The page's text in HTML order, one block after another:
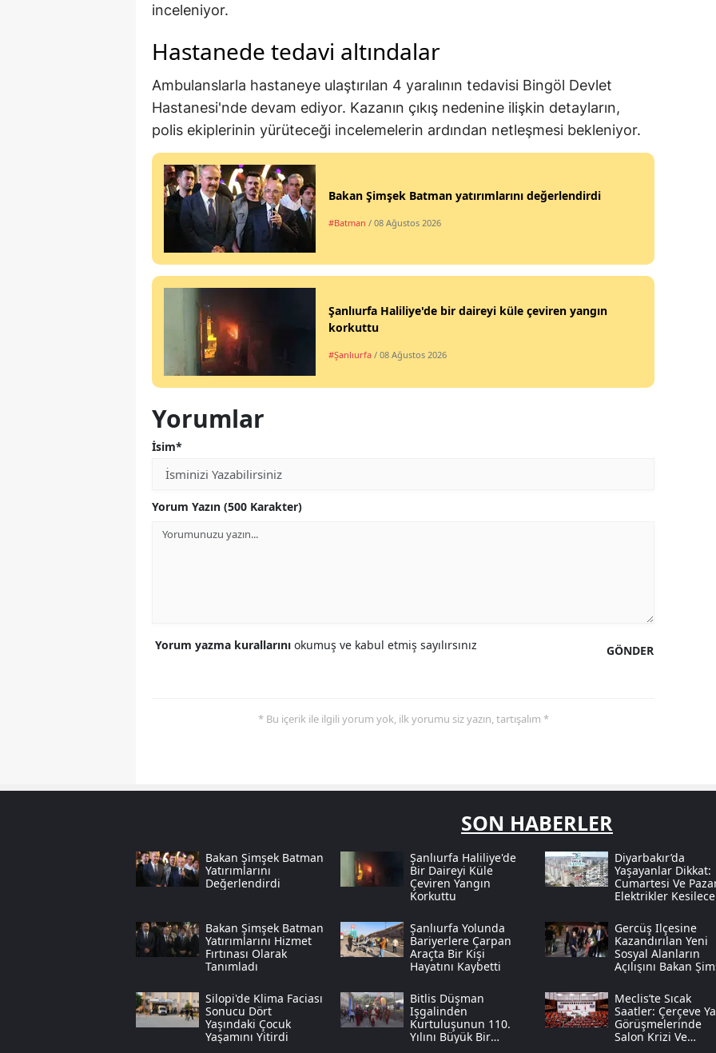
inceleniyor.
Hastanede tedavi altındalar
Ambulanslarla hastaneye ulaştırılan 4 yaralının tedavisi Bingöl Devlet
Hastanesi'nde devam ediyor. Kazanın çıkış nedenine ilişkin detayların,
polis ekiplerinin yürüteceği incelemelerin ardından netleşmesi bekleniyor.
Bakan Şimşek Batman yatırımlarını değerlendirdi
#Batman / 08 Ağustos 2026
Şanlıurfa Haliliye'de bir daireyi küle çeviren yangın
korkuttu
#Şanlıurfa / 08 Ağustos 2026
Yorumlar
İsim*
Yorum Yazın (500 Karakter)
GÖNDER
Yorum yazma kurallarını okumuş ve kabul etmiş sayılırsınız
* Bu içerik ile ilgili yorum yok, ilk yorumu siz yazın, tartışalım *
SON HABERLER
Bakan Şimşek Batman
Yatırımlarını
Değerlendirdi
Şanlıurfa Haliliye'de
Bir Daireyi Küle
Çeviren Yangın
Korkuttu
Diyarbakır’da
Yaşayanlar Dikkat:
Cumartesi Ve
Elektrikler
Bakan Şimşek Batman
Yatırımlarını Hizmet
Fırtınası Olarak
Tanımladı
Şanlıurfa Yolunda
Bariyerlere Çarpan
Araçta Bir Kişi
Hayatını Kaybetti
Gercüş Ilçesine
Kazandırılan Yeni
Sosyal Alanların
Açılışını Bakan
Silopi'de Klima Faciası
Sonucu Dört
Yaşındaki Çocuk
Yaşamını Yitirdi
Bitlis Düşman
Işgalinden
Kurtuluşunun 110.
Yılını Büyük Bir
Meclis’te Sıcak
Saatler: Çerçeve
Görüşmelerinde
Salon Krizi Ve